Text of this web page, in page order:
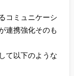
コミュニケーシ
連携強化そのも
て以下のような